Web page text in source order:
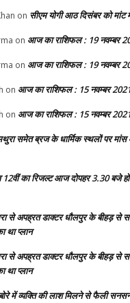
on सीएम योगी आठ दिसंबर को
on आज का राशिफल : 19 नवम्बर
on आज का राशिफल : 19 नवम्बर
on आज का राशिफल : 15 नवम्बर
on आज का राशिफल : 15 नवम्बर
समेत ब्रज के धार्मिक स्थलों पर मांस
व 12वीं का रिजल्ट आज दोपहर 3.30 बजे
से अपह्रत डाक्टर धौलपुर के बीहड़ से
था प्लान
से अपह्रत डाक्टर धौलपुर के बीहड़ से
था प्लान
में व्यक्ति की लाश मिलने से फैली